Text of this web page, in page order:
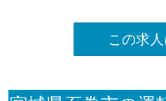
この求